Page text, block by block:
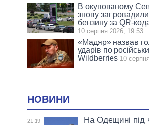
В окупованому
знову
бензину за QR-
10 серпня 2026, 19:53
«Мадяр» назвав
ударів по
Wildberries 10
НОВИНИ
21:19
На Одещині під